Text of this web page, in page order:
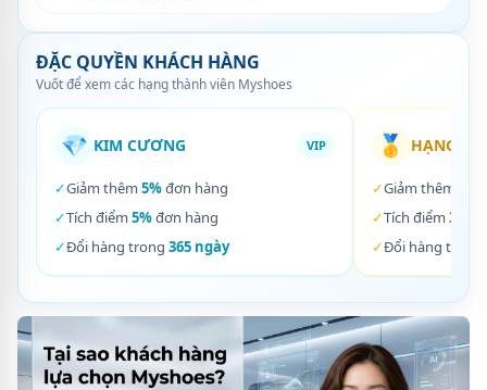
ĐẶC QUYỀN KHÁCH HÀNG
Vuốt để xem các hạng thành viên Myshoes
💎 KIM CƯƠNG VIP
✓Giảm thêm 5%đơn hàng
✓Tích điểm 5%đơn hàng
✓Đổi hàng trong 365 ngày
🥇 HẠNG
✓Giảm thêm
✓Tích điểm 3%
✓Đổi hàng trong